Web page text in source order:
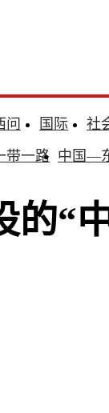
问 国际
社
带一路 中国—
的“